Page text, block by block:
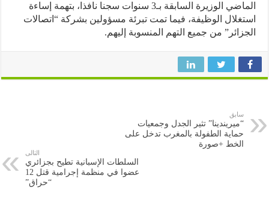
الماضي الوزيرة السابقة بـ3 سنوات سجنا نافذا، بتهمة إساءة
الوظيفة، فيما تمت تبرئة مسؤولين بشركة “اتصالات
من جميع التهم المنسوبة إليهم.
“ميريندينا” تثير الجدل وجمعيات
حماية الطفولة بالمغرب تدخل على
الخط +صورة
السلطات الإسبانية تطيح بجزائري
عضوا في منظمة إجرامية قتل 12
“حراق”